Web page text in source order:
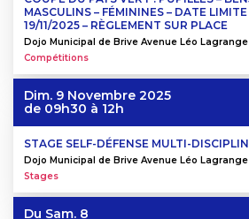
MASCULINS – FÉMININES – DATE
19/11/2025 – RÈGLEMENT SUR PLACE
Dojo Municipal de Brive Avenue Léo Lagrange
Compétitions
Dim. 9 Novembre 2025
de 09h30 à 12h
STAGE SELF-DÉFENSE MULTI-
Dojo Municipal de Brive Avenue Léo Lagrange
Stages
Du Sam. 8